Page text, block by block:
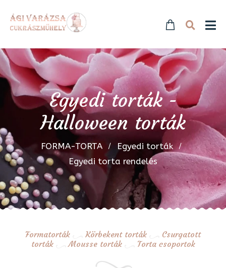
Egyedi torták -
Halloween torták
FORMA-TORTA
Egyedi torták
Egyedi torta rendelés
Formatorták Körbekent torták
Csurgatott
torták
Mousse torták Torta csoportok